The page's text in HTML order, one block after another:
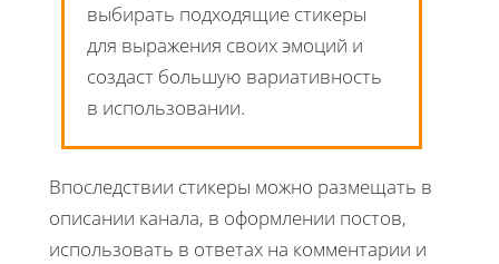
выбирать подходящие стикеры
для выражения своих эмоций и
создаст большую вариативность
в использовании.
Впоследствии стикеры можно размещать в
описании канала, в оформлении постов,
использовать в ответах на комментарии и